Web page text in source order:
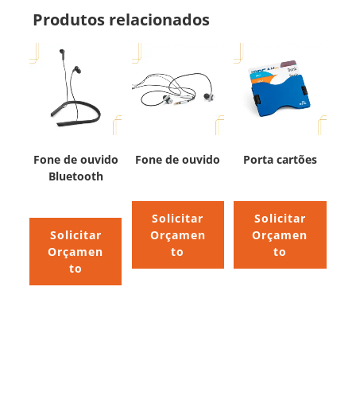
Produtos relacionados
Fone de ouvido
Bluetooth
Solicitar
Orçamen
to
Fone de ouvido
Solicitar
Orçamen
to
Porta cartões
Solicitar
Orçamen
to